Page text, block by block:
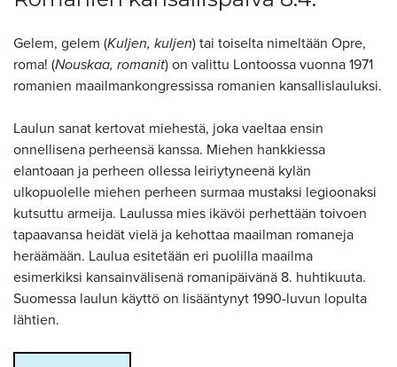
Gelem, gelem (Kuljen, kuljen) tai toiselta nimeltään Opre,
roma! (Nouskaa, romanit) on valittu Lontoossa vuonna 1971
romanien maailmankongressissa romanien kansallislauluksi.
Laulun sanat kertovat miehestä, joka vaeltaa ensin
onnellisena perheensä kanssa. Miehen hankkiessa
elantoaan ja perheen ollessa leiriytyneenä kylän
ulkopuolelle miehen perheen surmaa mustaksi legioonaksi
kutsuttu armeija. Laulussa mies ikävöi perhettään toivoen
tapaavansa heidät vielä ja kehottaa maailman romaneja
heräämään. Laulua esitetään eri puolilla maailma
esimerkiksi kansainvälisenä romanipäivänä 8. huhtikuuta.
Suomessa laulun käyttö on lisääntynyt 1990-luvun lopulta
lähtien.